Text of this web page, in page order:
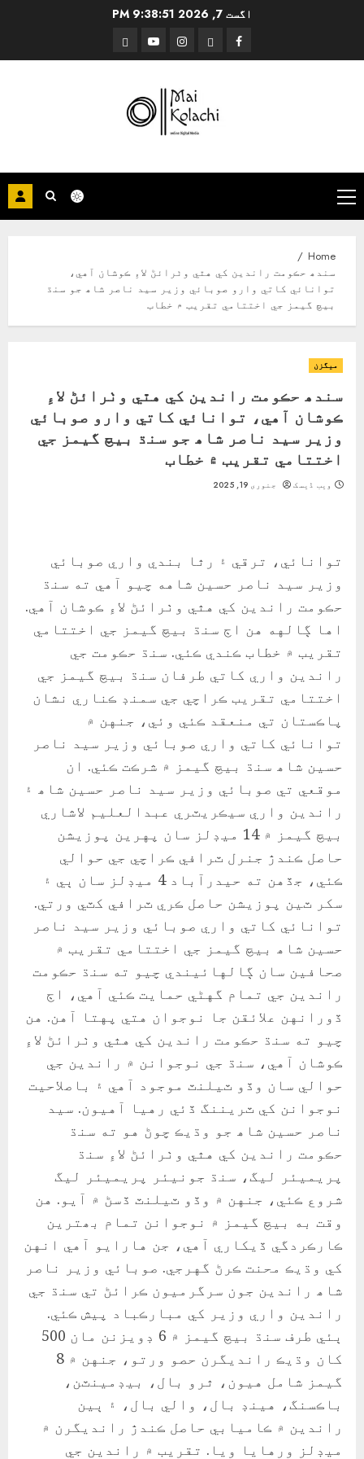
اگست 7, 2026 9:38:51 PM
Facebook
Instagram
YouTube
Threads
Primary
Menu
Home
سندھ حڪومت راندين کي هٿي وٺرائڻ لاءِ ڪوشان آهي،
توانائي کاتي وارو صوبائي وزير سيد ناصر شاھ جو سنڌ
بيچ گيمز جي اختتامي تقريب ۾ خطاب
ميگزن
سندھ حڪومت راندين کي هٿي وٺرائڻ لاءِ
ڪوشان آهي، توانائي کاتي وارو صوبائي
وزير سيد ناصر شاھ جو سنڌ بيچ گيمز جي
اختتامي تقريب ۾ خطاب
ویب ڈیسک جنوری 19, 2025
توانائي، ترقي ۽ رٿا بندي واري صوبائي
وزير سيد ناصر حسين شاهه چيو آهي ته سنڌ
حڪومت راندين کي هٿي وٺرائڻ لاءِ ڪوشان آهي.
اها ڳالهه هن اڄ سنڌ بيچ گيمز جي اختتامي
تقريب ۾ خطاب ڪندي ڪئي. سنڌ حڪومت جي
راندين واري کاتي طرفان سنڌ بيچ گيمز جي
اختتامي تقريب ڪراچي جي سمنڊ ڪناري نشان
پاڪستان تي منعقد ڪئي وئي، جنهن ۾
توانائي کاتي واري صوبائي وزير سيد ناصر
حسين شاھ سنڌ بيچ گيمز ۾ شرڪت ڪئي. ان
موقعي تي صوبائي وزير سيد ناصر حسين شاھ ۽
راندين واري سيڪريٽري عبدالعليم لاشاري
بيچ گيمز ۾ 14 ميڊلز سان پهرين پوزيشن
حاصل ڪندڙ جنرل ٽرافي ڪراچي جي حوالي
ڪئي، جڏهن ته حيدرآباد 4 ميڊلز سان ٻي ۽
سکر ٽين پوزيشن حاصل ڪري ٽرافي کٽي ورتي.
توانائي کاتي واري صوبائي وزير سيد ناصر
حسين شاھ بيچ گيمز جي اختتامي تقريب ۾
صحافين سان ڳالهائيندي چيو ته سنڌ حڪومت
راندين جي تمام گهڻي حمايت ڪئي آهي، اڄ
ڏورانهن علائقن جا نوجوان هتي پهتا آهن. هن
چيو ته سنڌ حڪومت راندين کي هٿي وٺرائڻ لاءِ
ڪوشان آهي، سنڌ جي نوجوانن ۾ راندين جي
حوالي سان وڏو ٽيلنٽ موجود آهي ۽ باصلاحيت
نوجوانن کي ٽريننگ ڏئي رهيا آهيون. سيد
ناصر حسين شاھ جو وڌيڪ چوڻ هو ته سنڌ
حڪومت راندين کي هٿي وٺرائڻ لاءِ سنڌ
پريميئر ليگ، سنڌ جونيئر پريميئر ليگ
شروع ڪئي، جنهن ۾ وڏو ٽيلنٽ ڏسڻ ۾ آيو. هن
وقت به بيچ گيمز ۾ نوجوانن تمام بھترين
ڪارڪردگي ڏيکاري آهي، جن هارايو آهي انهن
کي وڌيڪ محنت ڪرڻ گهرجي. صوبائي وزير ناصر
شاھ راندين جون سرگرميون ڪرائڻ تي سنڌ جي
راندين واري وزير کي مبارڪباد پيش ڪئي.
ٻئي طرف سنڌ بيچ گيمز ۾ 6 ڊويزنن مان 500
کان وڌيڪ رانديگرن حصو ورتو، جنهن ۾ 8
گيمز شامل هيون، ٿرو بال، بيڊمينٽن،
باڪسنگ، هينڊ بال، والي بال، ۽ ٻين
راندين ۾ ڪاميابي حاصل ڪندڙ رانديگرن ۾
ميڊلز ورهايا ويا. تقريب ۾ راندين جي